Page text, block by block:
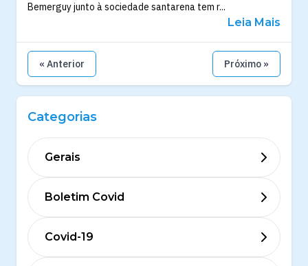
Bemerguy junto à sociedade santarena tem r...
Leia Mais
« Anterior Próximo »
Categorias
Gerais
Boletim Covid
Covid-19